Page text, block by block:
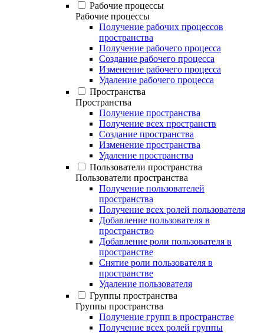
Рабочие процессы
Рабочие процессы
Получение рабочих процессов
пространства
Получение рабочего процесса
Создание рабочего процесса
Изменение рабочего процесса
Удаление рабочего процесса
Пространства
Пространства
Получение пространства
Получение всех пространств
Создание пространства
Изменение пространства
Удаление пространства
Пользователи пространства
Пользователи пространства
Получение пользователей
пространства
Получение всех ролей пользователя
Добавление пользователя в
пространство
Добавление роли пользователя в
пространстве
Снятие роли пользователя в
пространстве
Удаление пользователя
Группы пространства
Группы пространства
Получение групп в пространстве
Получение всех ролей группы